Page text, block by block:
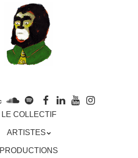
LE COLLECTIF
ARTISTES
PRODUCTIONS